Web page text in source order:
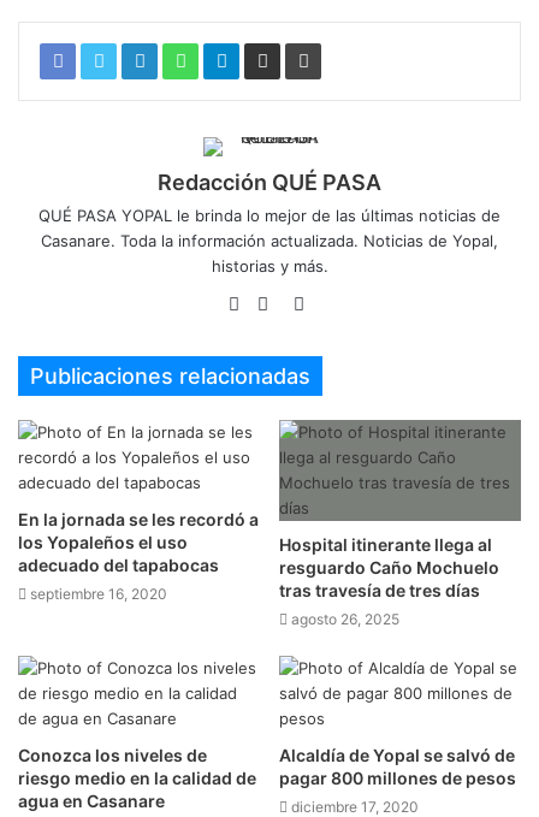
Redacción QUÉ PASA
QUÉ PASA YOPAL le brinda lo mejor de las últimas noticias de
Casanare. Toda la información actualizada. Noticias de Yopal,
historias y más.
Sitio Facebook
Twitter
Publicaciones relacionadas
En la jornada se les recordó a
los Yopaleños el uso
adecuado del tapabocas
septiembre 16, 2020
Hospital itinerante llega al
resguardo Caño Mochuelo
tras travesía de tres días
agosto 26, 2025
Conozca los niveles de
riesgo medio en la calidad de
agua en Casanare
Alcaldía de Yopal se salvó de
pagar 800 millones de pesos
diciembre 17, 2020